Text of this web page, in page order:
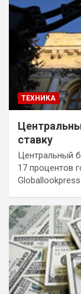
ТЕХНИКА
ставку
Центральный
17 процентов